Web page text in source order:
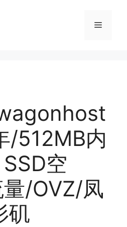
菜
/512MB内
空
/OVZ/凤
矶